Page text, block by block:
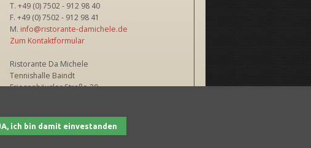
T. +49 (0) 7502 - 912 98 40
F. +49 (0) 7502 - 912 98 41
M. info@ristorante-damichele.de
Zum Kontaktformular
Ristorante Da Michele
Tennishalle Baindt
Friesenhäusler Straße 20
ich bin damit einvestanden